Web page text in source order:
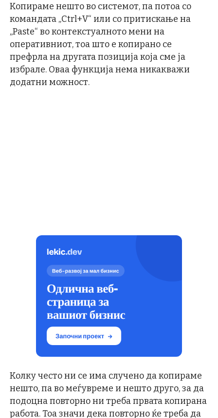
Копираме нешто во системот, па потоа со
командата „Ctrl+V“ или со притискање на
„Paste“ во контекстуалното мени на
оперативниот, тоа што е копирано се
префрла на другата позиција која сме ја
избрале. Оваа функција нема никакважи
додатни можност.
Колку често ни се има случено да копираме
нешто, па во меѓувреме и нешто друго, за да
подоцна повторно ни треба првата копирана
работа. Тоа значи дека повторно ќе треба да